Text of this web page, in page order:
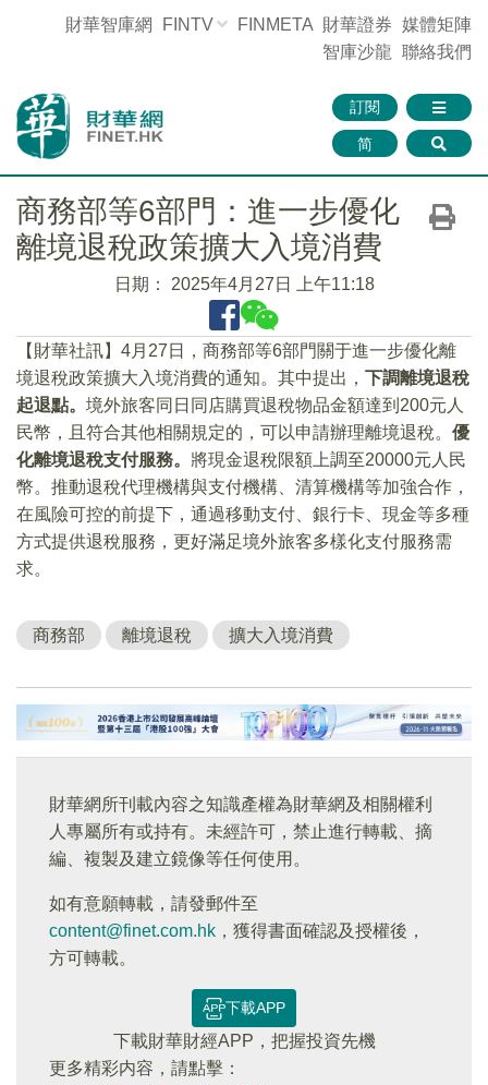
財華智庫網 FINTV FINMETA 財華證券 媒體矩陣
智庫沙龍 聯絡我們
訂閱
简
商務部等6部門：進一步優化
離境退稅政策擴大入境消費
日期： 2025年4月27日 上午11:18
【財華社訊】4月27日，商務部等6部門關于進一步優化離
境退稅政策擴大入境消費的通知。其中提出， 下調離境退稅
起退點。 境外旅客同日同店購買退稅物品金額達到200元人
民幣，且符合其他相關規定的，可以申請辦理離境退稅。 優
化離境退稅支付服務。 將現金退稅限額上調至20000元人民
幣。推動退稅代理機構與支付機構、清算機構等加強合作，
在風險可控的前提下，通過移動支付、銀行卡、現金等多種
方式提供退稅服務，更好滿足境外旅客多樣化支付服務需
求。
商務部 離境退稅 擴大入境消費
財華網所刊載內容之知識產權為財華網及相關權利
人專屬所有或持有。未經許可，禁止進行轉載、摘
編、複製及建立鏡像等任何使用。
如有意願轉載，請發郵件至
content@finet.com.hk ，獲得書面確認及授權後，
方可轉載。
下載APP
下載財華財經APP，把握投資先機
更多精彩内容，請點擊：